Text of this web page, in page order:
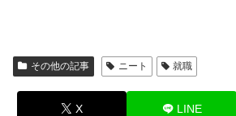
その他の記事 ニート 就職
X LINE